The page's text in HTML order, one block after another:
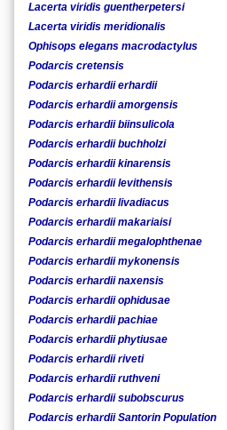
Lacerta viridis guentherpetersi
Lacerta viridis meridionalis
Ophisops elegans macrodactylus
Podarcis cretensis
Podarcis erhardii erhardii
Podarcis erhardii amorgensis
Podarcis erhardii biinsulicola
Podarcis erhardii buchholzi
Podarcis erhardii kinarensis
Podarcis erhardii levithensis
Podarcis erhardii livadiacus
Podarcis erhardii makariaisi
Podarcis erhardii megalophthenae
Podarcis erhardii mykonensis
Podarcis erhardii naxensis
Podarcis erhardii ophidusae
Podarcis erhardii pachiae
Podarcis erhardii phytiusae
Podarcis erhardii riveti
Podarcis erhardii ruthveni
Podarcis erhardii subobscurus
Podarcis erhardii Santorin Population